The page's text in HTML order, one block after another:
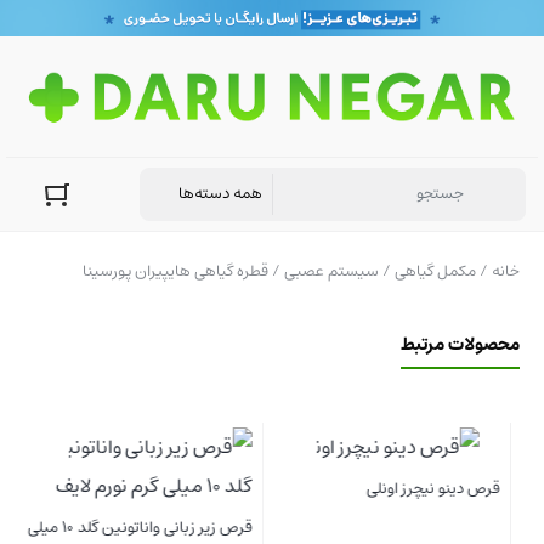
خانه /مکمل گیاهی/ سیستم عصبی/ قطره گیاهی هایپیران پورسینا
محصولات مرتبط
قرص دینو نیچرز اونلی
قرص زیر زبانی واناتونین گلد 10 میلی